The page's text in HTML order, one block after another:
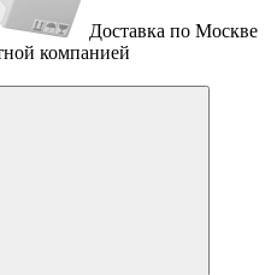
Доставка по Москве
компанией